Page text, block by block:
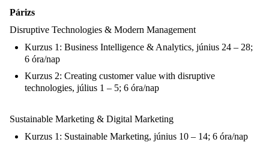
Párizs
Disruptive Technologies & Modern Management
Kurzus 1: Business Intelligence & Analytics, június 24 – 28;
6 óra/nap
Kurzus 2: Creating customer value with disruptive
technologies, július 1 – 5; 6 óra/nap
Sustainable Marketing & Digital Marketing
Kurzus 1: Sustainable Marketing, június 10 – 14; 6 óra/nap